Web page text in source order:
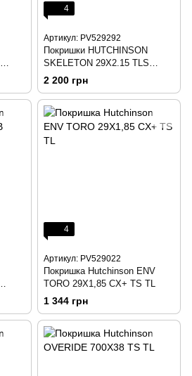
4
Артикул: PV529292
Покришки HUTCHINSON
SKELETON 29X2.15 TLS
RLAB HARDSKIN
2 200 грн
4
Артикул: PV529022
Покришка Hutchinson ENV
TORO 29X1,85 CX+ TS TL
1 344 грн